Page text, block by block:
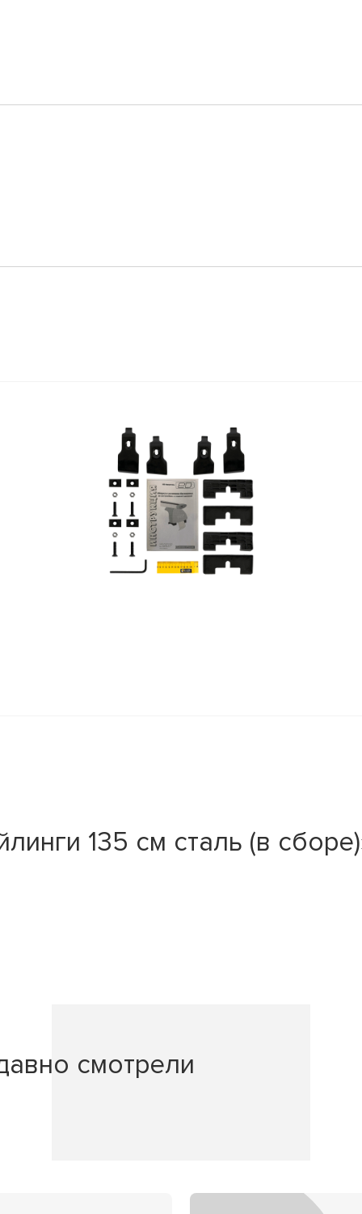
135 см сталь (в
смотрели